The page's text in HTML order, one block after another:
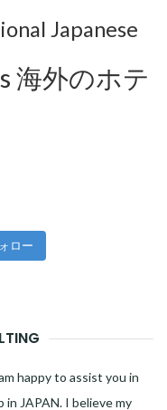
Japanese
海外のホテ
ロー
happy to assist you in
in JAPAN. I believe my